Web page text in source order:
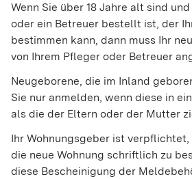
Wenn Sie über 18 Jahre alt sind
oder ein Betreuer bestellt ist, der
bestimmen kann, dann muss Ihr
von Ihrem Pfleger oder Betreuer
Neugeborene, die im Inland
Sie nur anmelden, wenn diese in
als die der Eltern oder der Mutter
Ihr Wohnungsgeber ist verpflichtet,
die neue Wohnung schriftlich zu
diese Bescheinigung der